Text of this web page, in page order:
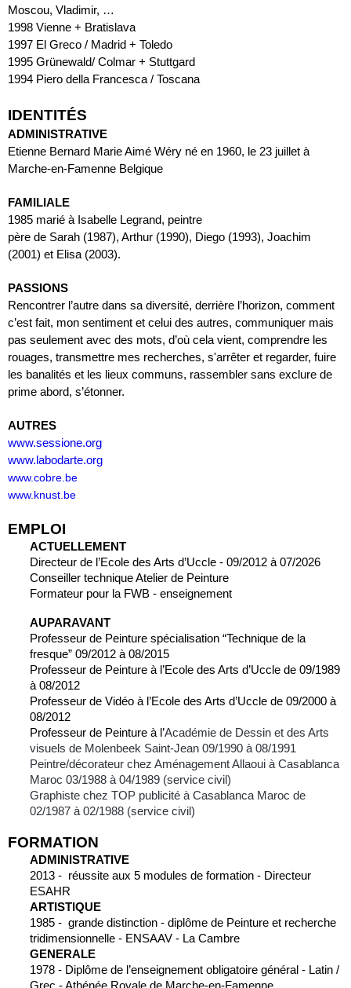
Moscou, Vladimir, …
1998 Vienne + Bratislava
1997 El Greco / Madrid + Toledo
1995 Grünewald/ Colmar + Stuttgard
1994 Piero della Francesca / Toscana
IDENTITÉS
ADMINISTRATIVE
Etienne Bernard Marie Aimé Wéry né en 1960, le 23 juillet à
Marche-en-Famenne Belgique
FAMILIALE
1985 marié à Isabelle Legrand, peintre
père de Sarah (1987), Arthur (1990), Diego (1993), Joachim
(2001) et Elisa (2003).
PASSIONS
Rencontrer l’autre dans sa diversité, derrière l’horizon, comment
c’est fait, mon sentiment et celui des autres, communiquer mais
pas seulement avec des mots, d’où cela vient, comprendre les
rouages, transmettre mes recherches, s'arrêter et regarder, fuire
les banalités et les lieux communs, rassembler sans exclure de
prime abord, s’étonner.
AUTRES
www.sessione.org
www.labodarte.org
www.cobre.be
www.knust.be
EMPLOI
ACTUELLEMENT
Directeur de l’Ecole des Arts d’Uccle - 09/2012 à 07/2026
Conseiller technique Atelier de Peinture
Formateur pour la FWB - enseignement
AUPARAVANT
Professeur de Peinture spécialisation “Technique de la
fresque” 09/2012 à 08/2015
Professeur de Peinture à l’Ecole des Arts d’Uccle de 09/1989
à 08/2012
Professeur de Vidéo à l’Ecole des Arts d’Uccle de 09/2000 à
08/2012
Professeur de Peinture à l’Académie de Dessin et des Arts
visuels de Molenbeek Saint-Jean 09/1990 à 08/1991
Peintre/décorateur chez Aménagement Allaoui à Casablanca
Maroc 03/1988 à 04/1989 (service civil)
Graphiste chez TOP publicité à Casablanca Maroc de
02/1987 à 02/1988 (service civil)
FORMATION
ADMINISTRATIVE
2013 -  réussite aux 5 modules de formation - Directeur
ESAHR
ARTISTIQUE
1985 -  grande distinction - diplôme de Peinture et recherche
tridimensionnelle - ENSAAV - La Cambre
GENERALE
1978 - Diplôme de l’enseignement obligatoire général - Latin /
Grec - Athénée Royale de Marche-en-Famenne